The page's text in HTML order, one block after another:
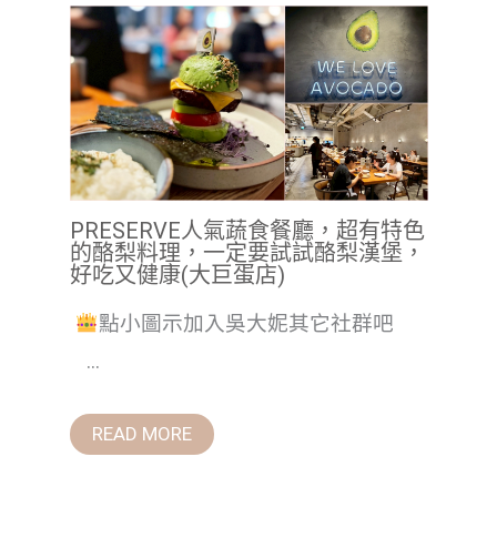
PRESERVE人氣蔬食餐廳，超有特色
的酪梨料理，一定要試試酪梨漢堡，
好吃又健康(大巨蛋店)
點小圖示加入吳大妮其它社群吧
...
READ MORE